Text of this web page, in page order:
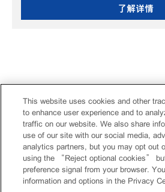
了解详情
This website uses cookies and other
to enhance user experience and to
traffic on our website. We also share
use of our site with our social media,
analytics partners, but you may opt out
using the “Reject optional cookies”
preference signal from your browser.
information and options in the Privacy